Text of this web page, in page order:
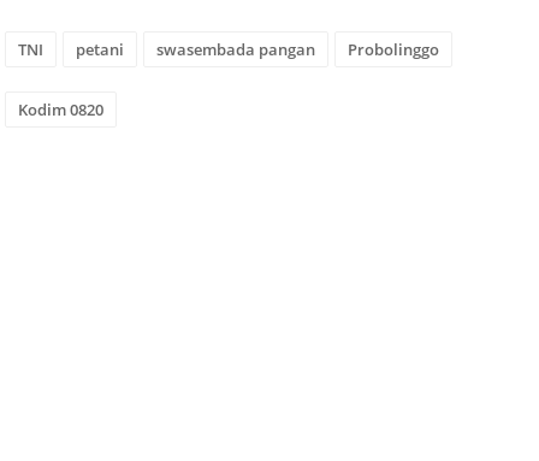
TNI petani swasembada pangan Probolinggo
Kodim 0820